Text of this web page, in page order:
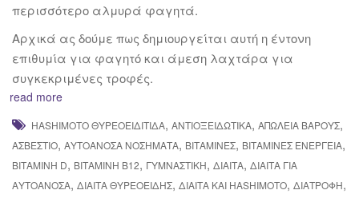
περισσότερο αλμυρά φαγητά.
Αρχικά ας δούμε πως δημιουργείται αυτή η έντονη
επιθυμία για φαγητό και άμεση λαχτάρα για
συγκεκριμένες τροφές.
read more
HASHIMOTO ΘΥΡΕΟΕΙΔΊΤΙΔΑ, ΑΝΤΙΟΞΕΙΔΩΤΙΚΆ, ΑΠΏΛΕΙΑ ΒΆΡΟΥΣ,
ΑΣΒΈΣΤΙΟ, ΑΥΤΟΆΝΟΣΑ ΝΟΣΉΜΑΤΑ, ΒΙΤΑΜΊΝΕΣ, ΒΊΤΑΜΊΝΕΣ ΕΝΈΡΓΕΙΑ,
ΒΙΤΑΜΊΝΗ D, ΒΙΤΑΜΊΝΗ Β12, ΓΥΜΝΑΣΤΙΚΉ, ΔΊΑΙΤΑ, ΔΊΑΙΤΑ ΓΙΑ
ΑΥΤΟΆΝΟΣΑ, ΔΙΑΙΤΑ ΘΥΡΕΟΕΙΔΗΣ, ΔΙΑΙΤΑ ΚΑΙ HASHIMOTO, ΔΙΑΤΡΟΦΉ,